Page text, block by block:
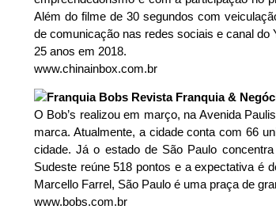
Além do filme de 30 segundos com
de comunicação nas redes sociais e canal
25 anos em 2018.
www.chinainbox.com.br
O Bob’s realizou em março, na Avenida
marca. Atualmente, a cidade conta com 66
cidade. Já o estado de São Paulo
Sudeste reúne 518 pontos e a expectativa é
Marcello Farrel, São Paulo é uma praça de
www.bobs.com.br